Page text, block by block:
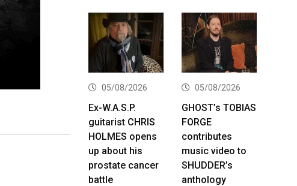
05/08/2026
Ex-W.A.S.P.
guitarist CHRIS
HOLMES opens
up about his
prostate cancer
battle
05/08/2026
GHOST’s TOBIAS
FORGE
contributes
music video to
SHUDDER’s
anthology